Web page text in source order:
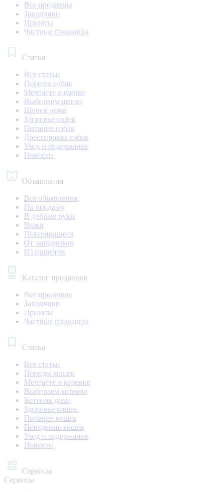
Все продавцы
Заводчики
Приюты
Частные продавцы
Статьи
Все статьи
Породы собак
Мечтаете о щенке
Выбираем щенка
Щенок дома
Здоровье собак
Питание собак
Дрессировка собак
Уход и содержание
Новости
Объявления
Все объявления
На продажу
В добрые руки
Вязка
Потерявшиеся
От заводчиков
Из приютов
Каталог продавцов
Все продавцы
Заводчики
Приюты
Частные продавцы
Статьи
Все статьи
Породы кошек
Мечтаете о котенке
Выбираем котенка
Котенок дома
Здоровье кошек
Питание кошек
Поведение кошек
Уход и содержание
Новости
Сервисы
Сервисы